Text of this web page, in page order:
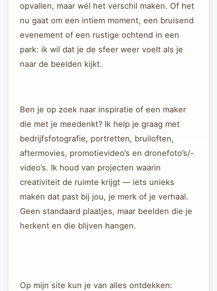
opvallen, maar wél het verschil maken. Of het
nu gaat om een intiem moment, een bruisend
evenement of een rustige ochtend in een
park: ik wil dat je de sfeer weer voelt als je
naar de beelden kijkt.
Ben je op zoek naar inspiratie of een maker
die met je meedenkt? Ik help je graag met
bedrijfsfotografie, portretten, bruiloften,
aftermovies, promotievideo’s en dronefoto’s/-
video’s. Ik houd van projecten waarin
creativiteit de ruimte krijgt — iets unieks
maken dat past bij jou, je merk of je verhaal.
Geen standaard plaatjes, maar beelden die je
herkent en die blijven hangen.
Op mijn site kun je van alles ontdekken: